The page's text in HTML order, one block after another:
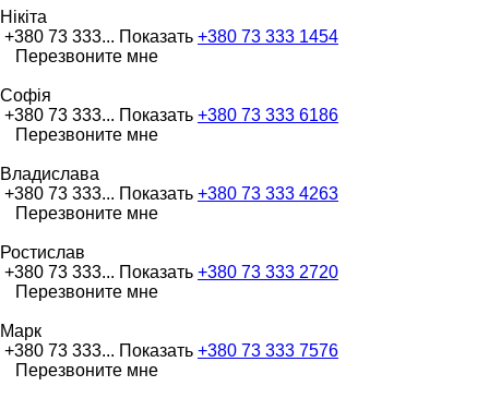
Нікіта
+380 73 333... Показать +380 73 333 1454
Перезвоните мне
Софія
+380 73 333... Показать +380 73 333 6186
Перезвоните мне
Владислава
+380 73 333... Показать +380 73 333 4263
Перезвоните мне
Ростислав
+380 73 333... Показать +380 73 333 2720
Перезвоните мне
Марк
+380 73 333... Показать +380 73 333 7576
Перезвоните мне